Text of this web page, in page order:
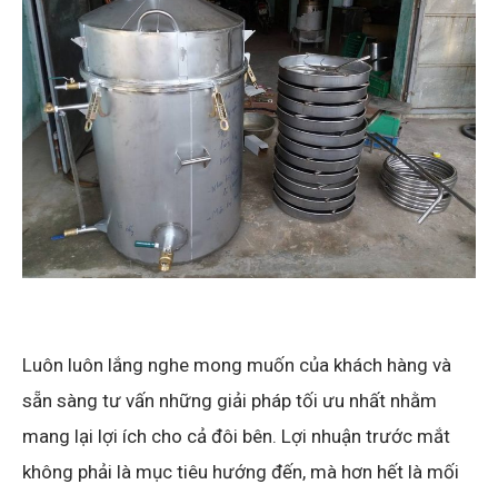
Luôn luôn lắng nghe mong muốn của khách hàng và
sẵn sàng tư vấn những giải pháp tối ưu nhất nhằm
mang lại lợi ích cho cả đôi bên. Lợi nhuận trước mắt
không phải là mục tiêu hướng đến, mà hơn hết là mối